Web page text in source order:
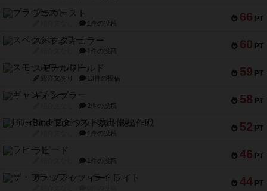
66 PT
ブラヴェスト
1件の投稿
60 PT
スペクタキュラー
1件の投稿
59 PT
スモールワールド
紹介文あり 13件の投稿
58 PT
ギャンブラー
2件の投稿
52 PT
Bitter End ブタペスト救出作戦
1件の投稿
46 PT
ラピード
1件の投稿
44 PT
ザ・フラッフィー・ライト